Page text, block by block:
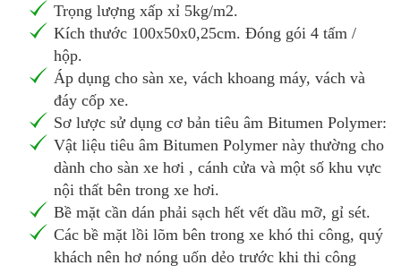
Trọng lượng xấp xỉ 5kg/m2.
Kích thước 100x50x0,25cm. Đóng gói 4 tấm /
hộp.
Áp dụng cho sàn xe, vách khoang máy, vách và
đáy cốp xe.
Sơ lược sử dụng cơ bản tiêu âm Bitumen Polymer:
Vật liệu tiêu âm Bitumen Polymer này thường cho
dành cho sàn xe hơi , cánh cửa và một số khu vực
nội thất bên trong xe hơi.
Bề mặt cần dán phải sạch hết vết dầu mỡ, gỉ sét.
Các bề mặt lồi lõm bên trong xe khó thi công, quý
khách nên hơ nóng uốn dẻo trước khi thi công